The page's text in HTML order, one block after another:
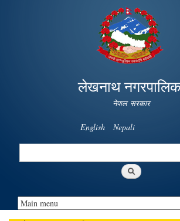
main
content
लेखनाथ
नेपाल सरकार
English Nepali
Search